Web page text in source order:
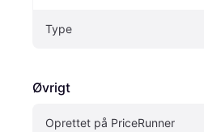
Type
Øvrigt
Oprettet på PriceRunner